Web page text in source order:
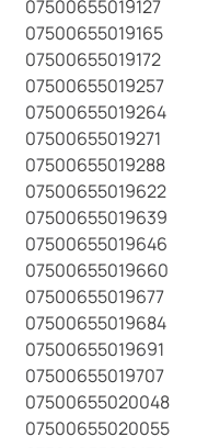
07500655019127
07500655019165
07500655019172
07500655019257
07500655019264
07500655019271
07500655019288
07500655019622
07500655019639
07500655019646
07500655019660
07500655019677
07500655019684
07500655019691
07500655019707
07500655020048
07500655020055